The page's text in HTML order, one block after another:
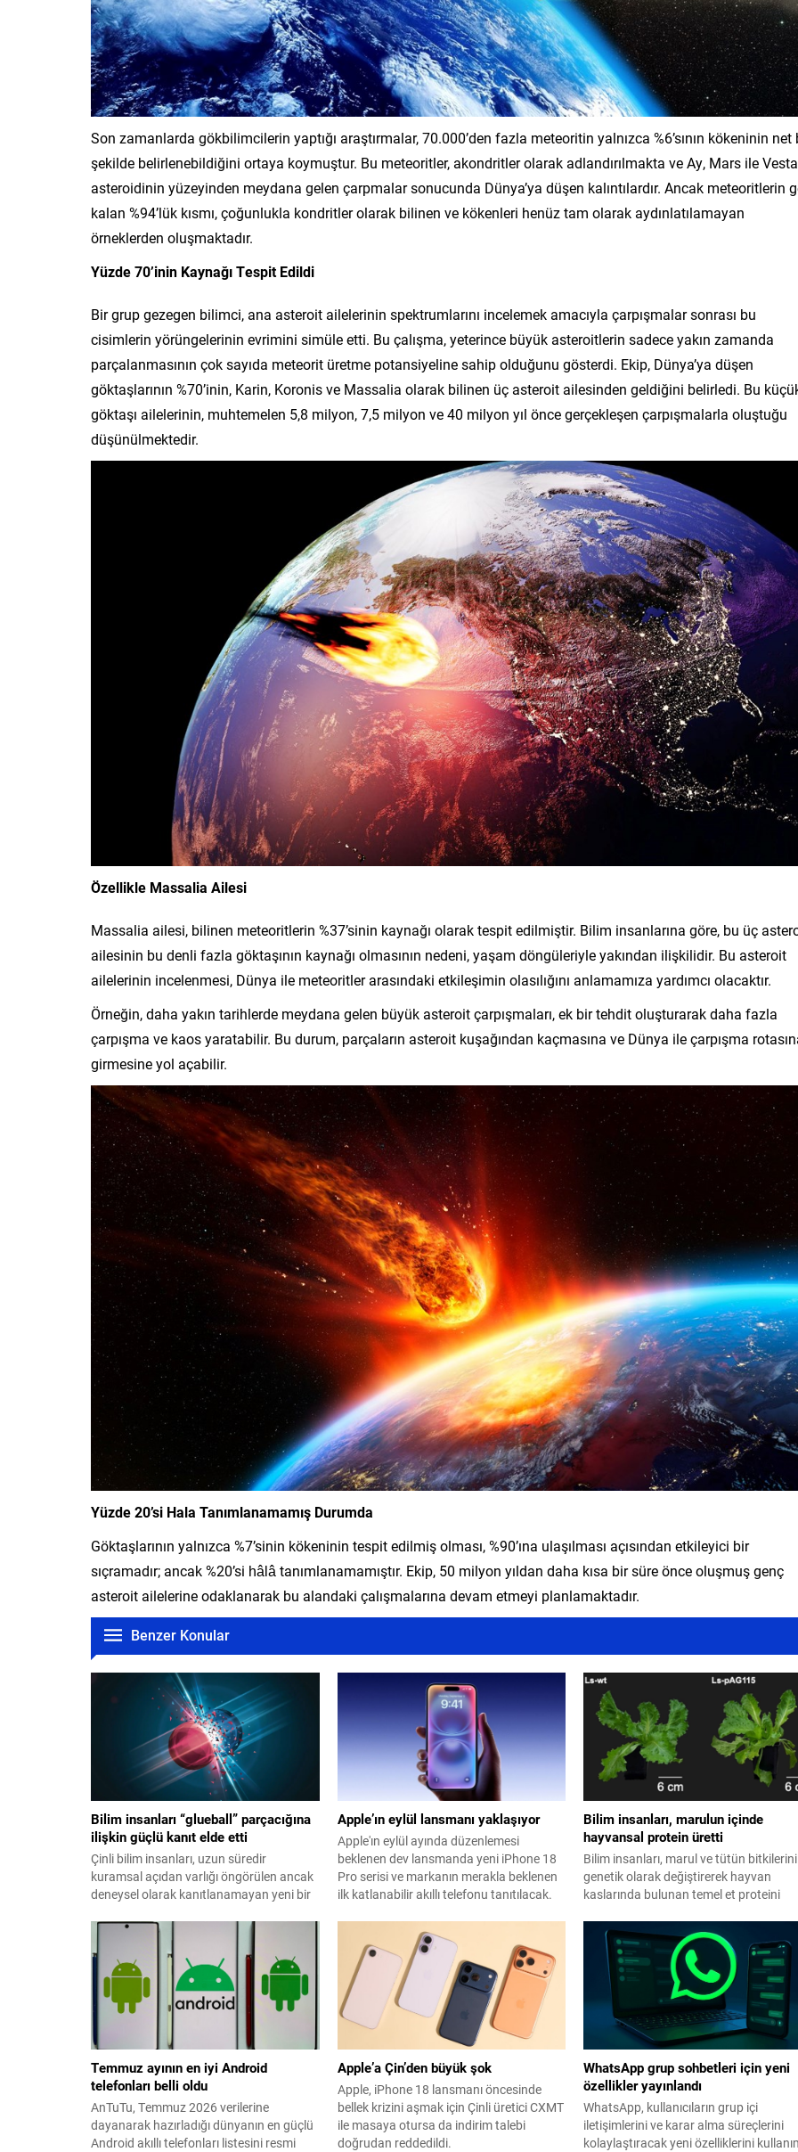
Son zamanlarda gökbilimcilerin yaptığı araştırmalar, 70.000’den fazla meteoritin yalnızca %6’sının kökeninin net
şekilde belirlenebildiğini ortaya koymuştur. Bu meteoritler, akondritler olarak adlandırılmakta ve Ay, Mars ile Vesta
asteroidinin yüzeyinden meydana gelen çarpmalar sonucunda Dünya’ya düşen kalıntılardır. Ancak meteoritlerin
kalan %94’lük kısmı, çoğunlukla kondritler olarak bilinen ve kökenleri henüz tam olarak aydınlatılamayan
örneklerden oluşmaktadır.
Yüzde 70’inin Kaynağı Tespit Edildi
Bir grup gezegen bilimci, ana asteroit ailelerinin spektrumlarını incelemek amacıyla çarpışmalar sonrası bu
cisimlerin yörüngelerinin evrimini simüle etti. Bu çalışma, yeterince büyük asteroitlerin sadece yakın zamanda
parçalanmasının çok sayıda meteorit üretme potansiyeline sahip olduğunu gösterdi. Ekip, Dünya’ya düşen
göktaşlarının %70’inin, Karin, Koronis ve Massalia olarak bilinen üç asteroit ailesinden geldiğini belirledi. Bu
göktaşı ailelerinin, muhtemelen 5,8 milyon, 7,5 milyon ve 40 milyon yıl önce gerçekleşen çarpışmalarla oluştuğu
düşünülmektedir.
Özellikle Massalia Ailesi
Massalia ailesi, bilinen meteoritlerin %37’sinin kaynağı olarak tespit edilmiştir. Bilim insanlarına göre, bu üç
ailesinin bu denli fazla göktaşının kaynağı olmasının nedeni, yaşam döngüleriyle yakından ilişkilidir. Bu asteroit
ailelerinin incelenmesi, Dünya ile meteoritler arasındaki etkileşimin olasılığını anlamamıza yardımcı olacaktır.
Örneğin, daha yakın tarihlerde meydana gelen büyük asteroit çarpışmaları, ek bir tehdit oluşturarak daha fazla
çarpışma ve kaos yaratabilir. Bu durum, parçaların asteroit kuşağından kaçmasına ve Dünya ile çarpışma
girmesine yol açabilir.
Yüzde 20’si Hala Tanımlanamamış Durumda
Göktaşlarının yalnızca %7’sinin kökeninin tespit edilmiş olması, %90’ına ulaşılması açısından etkileyici bir
sıçramadır; ancak %20’si hâlâ tanımlanamamıştır. Ekip, 50 milyon yıldan daha kısa bir süre önce oluşmuş genç
asteroit ailelerine odaklanarak bu alandaki çalışmalarına devam etmeyi planlamaktadır.
Benzer Konular
Bilim insanları “glueball” parçacığına
ilişkin güçlü kanıt elde etti
Çinli bilim insanları, uzun süredir
kuramsal açıdan varlığı öngörülen ancak
deneysel olarak kanıtlanamayan yeni bir
top) varlığına dair güçlü kanıt elde etti.
Apple’ın eylül lansmanı yaklaşıyor
Apple'ın eylül ayında düzenlemesi
beklenen dev lansmanda yeni iPhone 18
Pro serisi ve markanın merakla beklenen
ilk katlanabilir akıllı telefonu tanıtılacak.
Bilim insanları, marulun içinde
hayvansal protein üretti
Bilim insanları, marul ve tütün bitkilerini
genetik olarak değiştirerek hayvan
kaslarında bulunan temel et proteini
Temmuz ayının en iyi Android
telefonları belli oldu
AnTuTu, Temmuz 2026 verilerine
dayanarak hazırladığı dünyanın en güçlü
Android akıllı telefonları listesini resmi
Apple’a Çin’den büyük şok
Apple, iPhone 18 lansmanı öncesinde
bellek krizini aşmak için Çinli üretici CXMT
ile masaya otursa da indirim talebi
doğrudan reddedildi.
WhatsApp grup sohbetleri için yeni
özellikler yayınlandı
WhatsApp, kullanıcıların grup içi
iletişimlerini ve karar alma süreçlerini
kolaylaştıracak yeni özelliklerini